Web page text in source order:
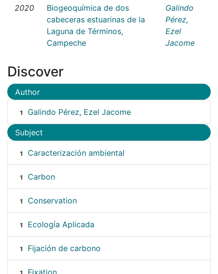
2020
Biogeoquímica de dos
cabeceras estuarinas de la
Laguna de Términos,
Campeche
Galindo
Pérez,
Ezel
Jacome
Discover
Author
1 Galindo Pérez, Ezel Jacome
Subject
1 Caracterización ambiental
1 Carbon
1 Conservation
1 Ecología Aplicada
1 Fijación de carbono
Fixation